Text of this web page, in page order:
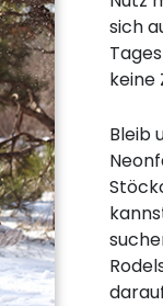
sich
keine
Bleib